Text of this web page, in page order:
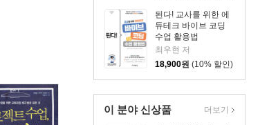
된다! 교사를 위한 에
듀테크 바이브 코딩
수업 활용법
최우현 저
18,900원 (10% 할인)
이 분야 신상품 더보기